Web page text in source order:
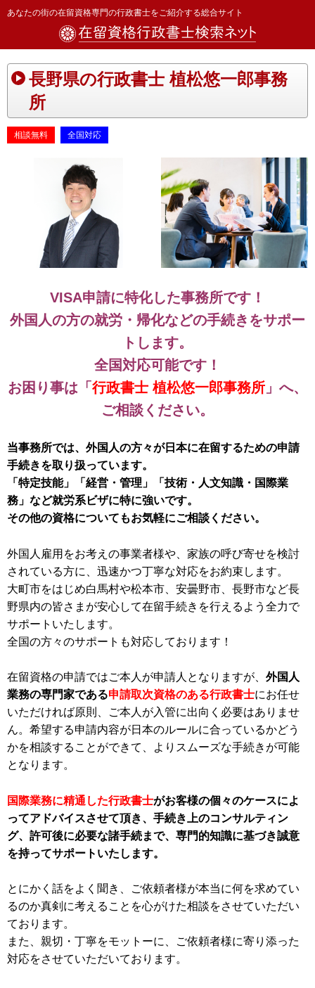
あなたの街の在留資格専門の行政書士をご紹介する総合サイト
長野県の行政書士 植松悠一郎事務
所
相談無料 全国対応
VISA申請に特化した事務所です！
外国人の方の就労・帰化などの手続きをサポー
トします。
全国対応可能です！
お困り事は「行政書士 植松悠一郎事務所 」へ、
ご相談ください。
当事務所では、外国人の方々が日本に在留するための申請
手続きを取り扱っています。
「特定技能」「経営・管理」「技術・人文知識・国際業
務」など就労系ビザに特に強いです。
その他の資格についてもお気軽にご相談ください。
外国人雇用をお考えの事業者様や、家族の呼び寄せを検討
されている方に、迅速かつ丁寧な対応をお約束します。
大町市をはじめ白馬村や松本市、安曇野市、長野市など長
野県内の皆さまが安心して在留手続きを行えるよう全力で
サポートいたします。
全国の方々のサポートも対応しております！
在留資格の申請ではご本人が申請人となりますが、 外国人
業務の専門家である申請取次資格のある行政書士にお任せ
いただければ原則、ご本人が入管に出向く必要はありませ
ん。希望する申請内容が日本のルールに合っているかどう
かを相談することができて、よりスムーズな手続きが可能
となります。
国際業務に精通した行政書士がお客様の個々のケースによ
ってアドバイスさせて頂き、手続き上のコンサルティン
グ、許可後に必要な諸手続まで、専門的知識に基づき誠意
を持ってサポートいたします。
とにかく話をよく聞き、ご依頼者様が本当に何を求めてい
るのか真剣に考えることを心がけた相談をさせていただい
ております。
また、親切・丁寧をモットーに、ご依頼者様に寄り添った
対応をさせていただいております。